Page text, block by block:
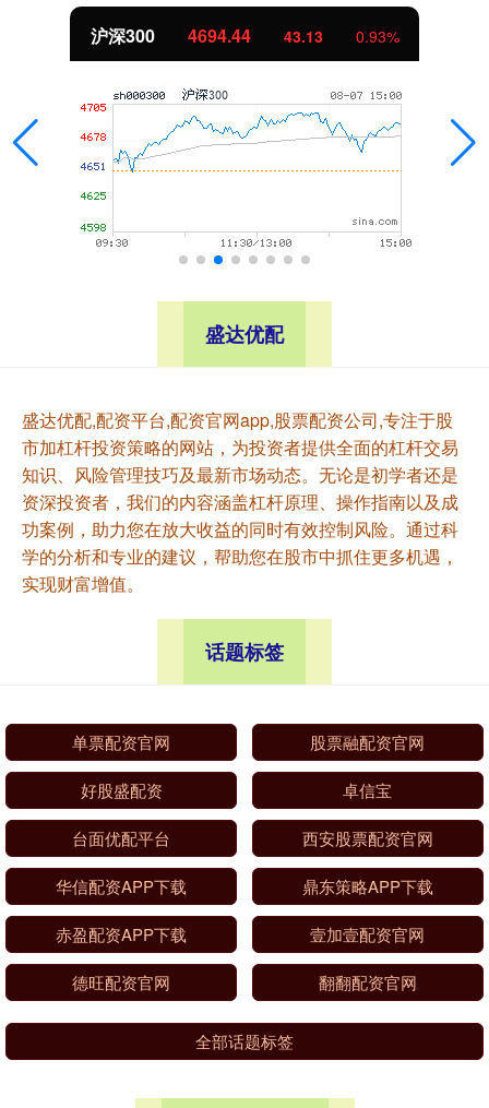
沪深300 4694.44 43.13 0.93%
盛达优配
盛达优配,配资平台,配资官网app,股票配资公司,专注于股
市加杠杆投资策略的网站，为投资者提供全面的杠杆交易
知识、风险管理技巧及最新市场动态。无论是初学者还是
资深投资者，我们的内容涵盖杠杆原理、操作指南以及成
功案例，助力您在放大收益的同时有效控制风险。通过科
学的分析和专业的建议，帮助您在股市中抓住更多机遇，
实现财富增值。
话题标签
单票配资官网 股票融配资官网
好股盛配资 卓信宝
台面优配平台 西安股票配资官网
华信配资APP下载 鼎东策略APP下载
赤盈配资APP下载 壹加壹配资官网
德旺配资官网 翻翻配资官网
全部话题标签